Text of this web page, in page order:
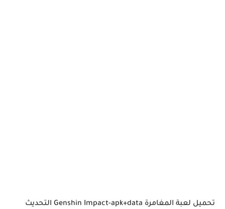
تحميل لعبة المغامرة Genshin Impact-apk+data التحديث